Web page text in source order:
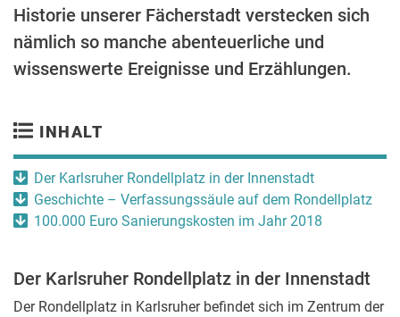
Historie unserer Fächerstadt verstecken sich
nämlich so manche abenteuerliche und
wissenswerte Ereignisse und Erzählungen.
INHALT
Der Karlsruher Rondellplatz in der Innenstadt
Geschichte – Verfassungssäule auf dem Rondellplatz
100.000 Euro Sanierungskosten im Jahr 2018
Der Karlsruher Rondellplatz in der Innenstadt
Der Rondellplatz in Karlsruher befindet sich im Zentrum der